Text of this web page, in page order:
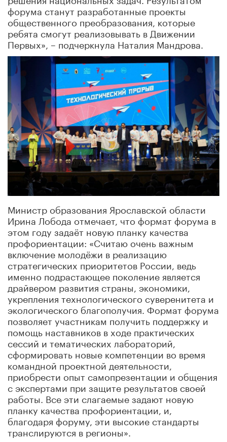
форума станут разработанные проекты
общественного преобразования, которые
ребята смогут реализовывать в Движении
Первых», – подчеркнула Наталия Мандрова.
Министр образования Ярославской области
Ирина Лобода отмечает, что формат форума в
этом году задаёт новую планку качества
профориентации: «Считаю очень важным
включение молодёжи в реализацию
стратегических приоритетов России, ведь
именно подрастающее поколение является
драйвером развития страны, экономики,
укрепления технологического суверенитета и
экологического благополучия. Формат форума
позволяет участникам получить поддержку и
помощь наставников в ходе практических
сессий и тематических лабораторий,
сформировать новые компетенции во время
командной проектной деятельности,
приобрести опыт самопрезентации и общения
с экспертами при защите результатов своей
работы. Все эти слагаемые задают новую
планку качества профориентации, и,
благодаря форуму, эти высокие стандарты
транслируются в регионы».